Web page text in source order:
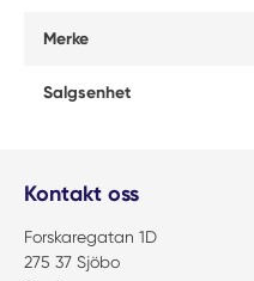
Merke
Salgsenhet
Kontakt oss
Forskaregatan 1D
275 37 Sjöbo